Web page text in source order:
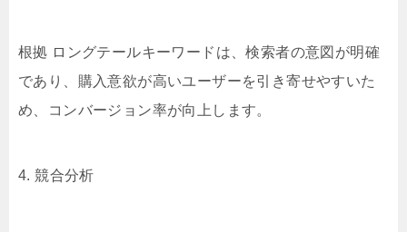
根拠 ロングテールキーワードは、検索者の意図が明確
であり、購入意欲が高いユーザーを引き寄せやすいた
め、コンバージョン率が向上します。
4. 競合分析